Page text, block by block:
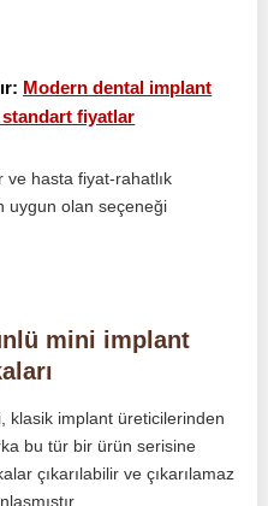
Modern dental implant
fiyatlar
ve hasta fiyat-rahatlık
uygun olan seçeneği
mini implant
klasik implant üreticilerinden
bu tür bir ürün serisine
çıkarılabilir ve çıkarılamaz